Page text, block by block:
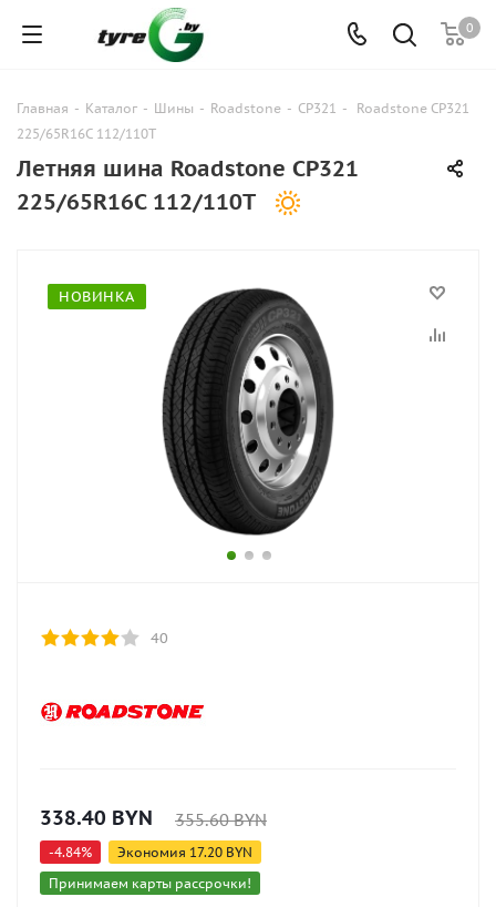
0
Главная - Каталог - Шины - Roadstone - CP321 -
Roadstone CP321
225/65R16C 112/110T
Летняя шина Roadstone CP321
225/65R16C 112/110T
НОВИНКА
40
338.40 BYN 355.60BYN
-4.84% Экономия 17.20 BYN
Принимаем карты рассрочки!